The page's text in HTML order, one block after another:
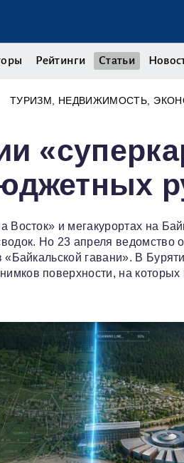
Рейтинги Статьи
ТУРИЗМ НЕДВИЖИМОСТЬ
Восток» и мегакурортах на
Но 23 апреля ведомство
«Байкальской гавани». В
поверхности, на